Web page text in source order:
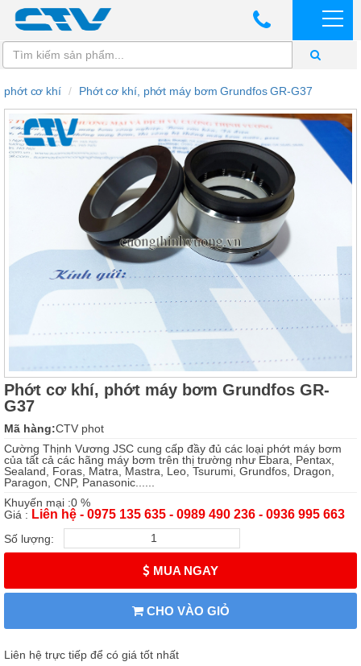
phớt cơ khí Phớt cơ khí, phớt máy bơm Grundfos GR-G37
Phớt cơ khí, phớt máy bơm Grundfos GR-
G37
Mã hàng:CTV phot
Cường Thịnh Vương JSC cung cấp đầy đủ các loại phớt máy bơm
của tất cả các hãng máy bơm trên thị trường như Ebara, Pentax,
Sealand, Foras, Matra, Mastra, Leo, Tsurumi, Grundfos, Dragon,
Paragon, CNP, Panasonic......
Khuyến mại :0 %
Giá : Liên hệ - 0975 135 635 - 0989 490 236 - 0936 995 663
Số lượng:
MUA NGAY
CHO VÀO GIỎ
Liên hệ trực tiếp để có giá tốt nhất